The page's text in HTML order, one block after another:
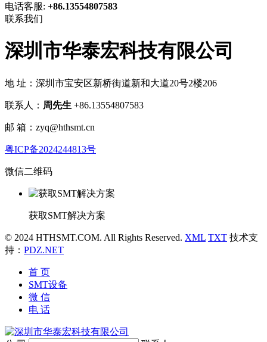
电话客服: +86.13554807583
联系我们
深圳市华泰宏科技有限公司
地 址：深圳市宝安区新桥街道新和大道20号2楼206
联系人： 周先生 +86.13554807583
邮 箱：zyq@hthsmt.cn
粤ICP备2024244813号
微信二维码
获取SMT解决方案
© 2024 HTHSMT.COM. All Rights Reserved. XML TXT 技术支
持： PDZ.NET
首 页
SMT设备
微 信
电 话